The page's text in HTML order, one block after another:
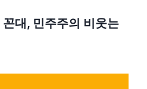
대, 민주주의 비웃는